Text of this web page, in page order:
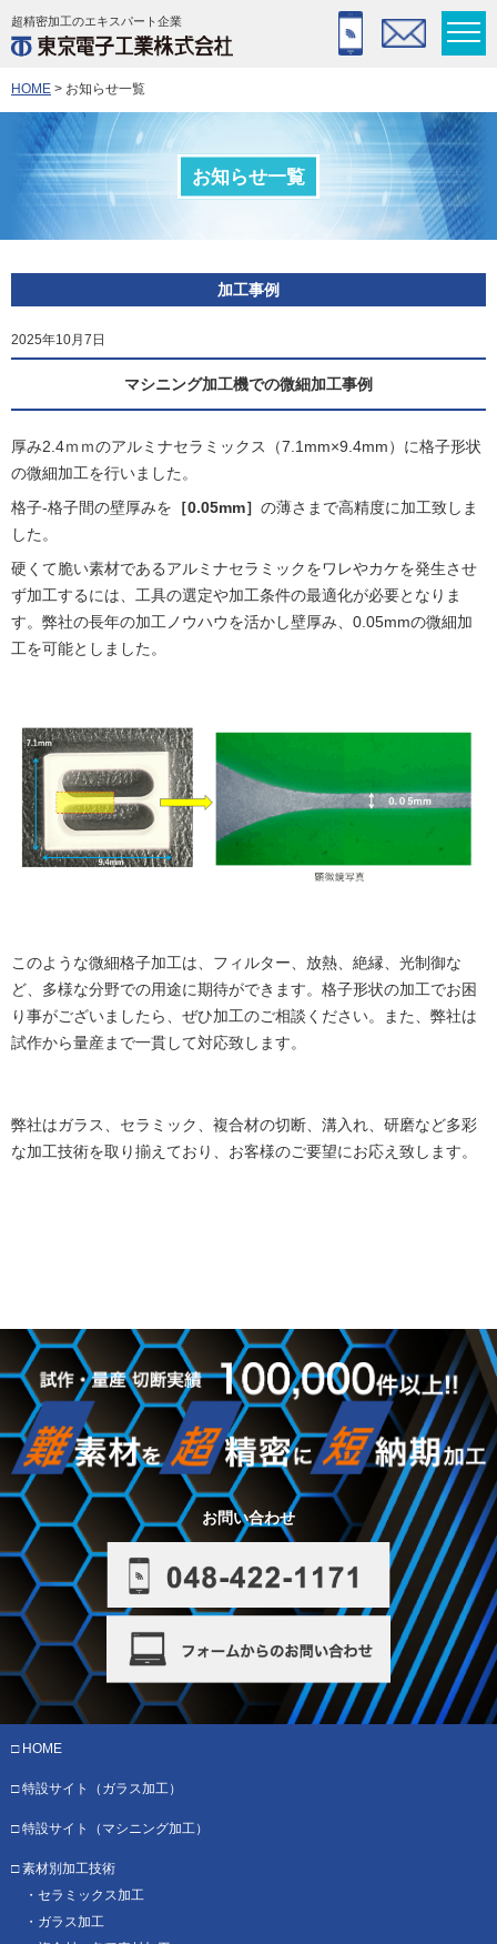
超精密加工のエキスパート企業
HOME > お知らせ一覧
お知らせ一覧
加工事例
2025年10月7日
マシニング加工機での微細加工事例
厚み2.4ｍｍのアルミナセラミックス（7.1mm×9.4mm）に格子形状
の微細加工を行いました。
格子-格子間の壁厚みを ［0.05mm］ の薄さまで高精度に加工致しま
した。
硬くて脆い素材であるアルミナセラミックをワレやカケを発生させ
ず加工するには、工具の選定や加工条件の最適化が必要となりま
す。弊社の長年の加工ノウハウを活かし壁厚み、0.05mmの微細加
工を可能としました。
このような微細格子加工は、フィルター、放熱、絶縁、光制御な
ど、多様な分野での用途に期待ができます。格子形状の加工でお困
り事がございましたら、ぜひ加工のご相談ください。また、弊社は
試作から量産まで一貫して対応致します。
弊社はガラス、セラミック、複合材の切断、溝入れ、研磨など多彩
な加工技術を取り揃えており、お客様のご要望にお応え致します。
お問い合わせ
HOME
特設サイト（ガラス加工）
特設サイト （マシニング加工）
素材別加工技術
セラミックス加工
ガラス加工